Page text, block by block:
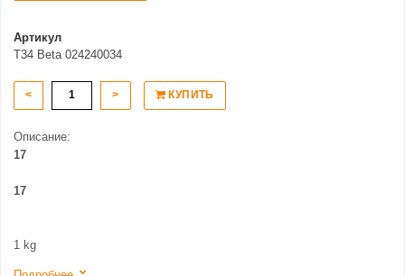
Артикул
T34 Beta 024240034
< > КУПИТЬ
Описание:
17
17
1 kg